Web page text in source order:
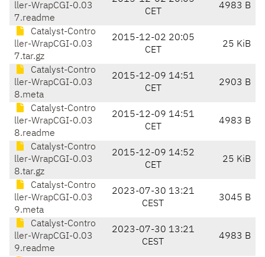
ller-WrapCGI-0.03
7.readme
CET
4983 B
Catalyst-Contro
ller-WrapCGI-0.03
7.tar.gz
2015-12-02 20:05
CET
25 KiB
Catalyst-Contro
ller-WrapCGI-0.03
8.meta
2015-12-09 14:51
CET
2903 B
Catalyst-Contro
ller-WrapCGI-0.03
8.readme
2015-12-09 14:51
CET
4983 B
Catalyst-Contro
ller-WrapCGI-0.03
8.tar.gz
2015-12-09 14:52
CET
25 KiB
Catalyst-Contro
ller-WrapCGI-0.03
9.meta
2023-07-30 13:21
CEST
3045 B
Catalyst-Contro
ller-WrapCGI-0.03
9.readme
2023-07-30 13:21
CEST
4983 B